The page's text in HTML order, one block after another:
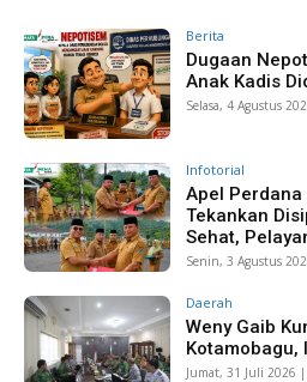
Berita
Dugaan
Anak Kadis
Selasa, 4 Agustus
Infotorial
Apel Perdana
Tekankan
Sehat,
Senin, 3 Agustus
Daerah
Weny Gaib
Kotamobagu,
Jumat, 31 Juli 2026